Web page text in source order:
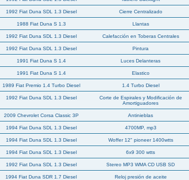
1992 Fiat Duna SDL 1.3 Diesel Cierre Centralizado
1988 Fiat Duna S 1.3 Llantas
1992 Fiat Duna SDL 1.3 Diesel Calefacción en Toberas Centrales
1992 Fiat Duna SDL 1.3 Diesel Pintura
1991 Fiat Duna S 1.4 Luces Delanteras
1991 Fiat Duna S 1.4 Elastico
1989 Fiat Premio 1.4 Turbo Diesel 1.4 Turbo Diesel
1992 Fiat Duna SDL 1.3 Diesel
Corte de Espirales y Modificación de
Amortiguadores
2009 Chevrolet Corsa Classic 3P Antinieblas
1994 Fiat Duna SDL 1.3 Diesel 4700MP, mp3
1994 Fiat Duna SDL 1.3 Diesel Woffer 12" pioneer 1400wtts
1994 Fiat Duna SDL 1.3 Diesel 6x9 300 wtts
1992 Fiat Duna SDL 1.3 Diesel Stereo MP3 WMA CD USB SD
1994 Fiat Duna SDR 1.7 Diesel Reloj presión de aceite